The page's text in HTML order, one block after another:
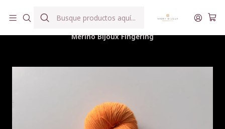
Merino Bijoux Fingering